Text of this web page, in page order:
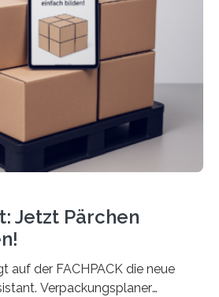
für echte Profis. Eine solche
Broschüren, Prospekte,
mehr – mehrere Zehntausend
Je nach Maschinentyp und
Jetzt Pärchen
auf der FACHPACK die neue
Verpackungsplaner